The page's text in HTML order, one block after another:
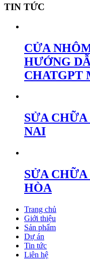
TIN TỨC
CỬA
HƯỚNG
CHATGPT
SỬA
NAI
SỬA
HÒA
Trang chủ
Giới thiệu
Sản phẩm
Dự án
Tin tức
Liên hệ